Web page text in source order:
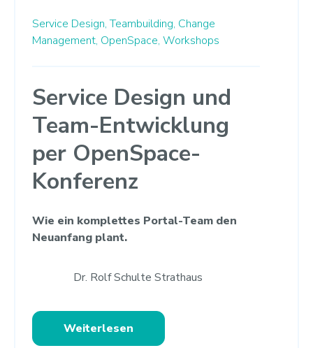
Service Design, Teambuilding, Change
Management, OpenSpace, Workshops
Service Design und
Team-Entwicklung
per OpenSpace-
Konferenz
Wie ein komplettes Portal-Team den
Neuanfang plant.
Dr. Rolf Schulte Strathaus
Weiterlesen